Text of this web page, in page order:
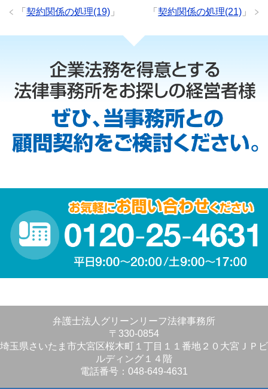
「 契約関係の処理(21) 」
「 契約関係の処理(19) 」
弁護士法人グリーンリーフ法律事務所
〒330-0854
埼玉県さいたま市大宮区桜木町１丁目１１番地２０大宮ＪＰビ
ルディング１４階
電話番号：048-649-4631